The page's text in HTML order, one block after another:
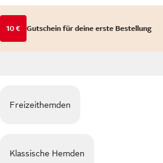
10 € Gutschein für deine erste Bestellung
Freizeithemden
Klassische Hemden